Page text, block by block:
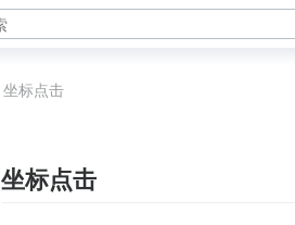
坐标点击
坐标点击